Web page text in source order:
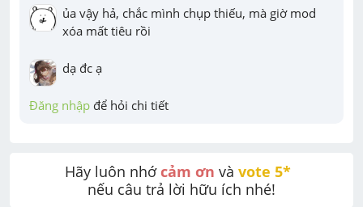
ủa vậy hả, chắc mình chụp thiếu, mà giờ mod
xóa mất tiêu rồi
dạ đc ạ
Đăng nhập để hỏi chi tiết
Hãy luôn nhớ cảm ơn và vote 5*
nếu câu trả lời hữu ích nhé!